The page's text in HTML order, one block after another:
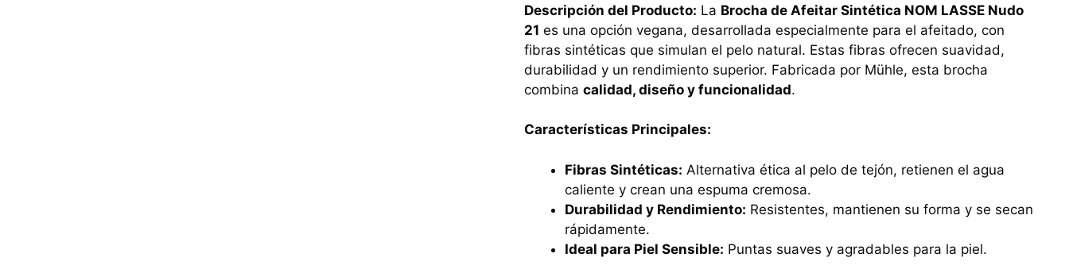
Descripción del Producto: La Brocha de Afeitar Sintética NOM LASSE Nudo
21 es una opción vegana, desarrollada especialmente para el afeitado, con
fibras sintéticas que simulan el pelo natural. Estas fibras ofrecen suavidad,
durabilidad y un rendimiento superior. Fabricada por Mühle, esta brocha
combinacalidad, diseño y funcionalidad.
Características Principales:
Fibras Sintéticas: Alternativa ética al pelo de tejón, retienen el agua
caliente y crean una espuma cremosa.
Durabilidad y Rendimiento: Resistentes, mantienen su forma y se secan
rápidamente.
Ideal para Piel Sensible: Puntas suaves y agradables para la piel.